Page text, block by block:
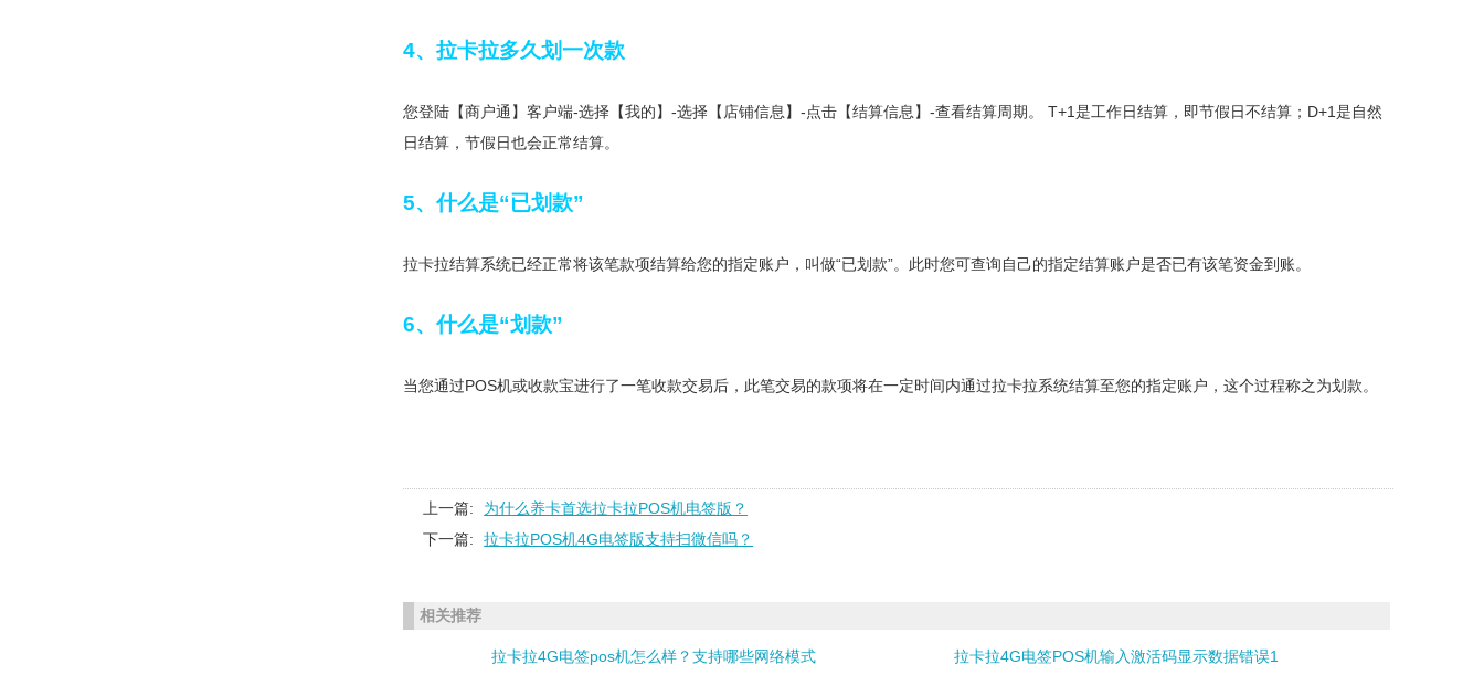
4、拉卡拉多久划一次款
您登陆【商户通】客户端-选择【我的】-选择【店铺信息】-点击【结算信息】-查看结算周期。 T+1是工作日结算，即节假日不结算；D+1是自然
日结算，节假日也会正常结算。
5、什么是“已划款”
拉卡拉结算系统已经正常将该笔款项结算给您的指定账户，叫做“已划款”。此时您可查询自己的指定结算账户是否已有该笔资金到账。
6、什么是“划款”
当您通过POS机或收款宝进行了一笔收款交易后，此笔交易的款项将在一定时间内通过拉卡拉系统结算至您的指定账户，这个过程称之为划款。
上一篇:
为什么养卡首选拉卡拉POS机电签版？
下一篇:
拉卡拉POS机4G电签版支持扫微信吗？
相关推荐
拉卡拉4G电签pos机怎么样？支持哪些网络模式
拉卡拉4G电签POS机输入激活码显示数据错误1